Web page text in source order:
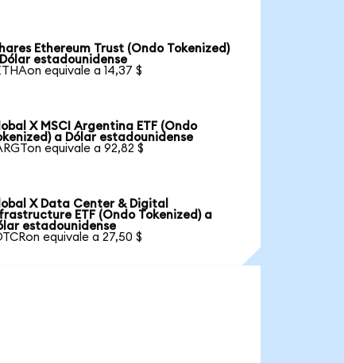
Ethereum Trust (Ondo Tokenized)
estadounidense
equivale a 14,37 $
X MSCI Argentina ETF (Ondo
a Dólar estadounidense
equivale a 92,82 $
X Data Center & Digital
ETF (Ondo Tokenized) a
estadounidense
equivale a 27,50 $